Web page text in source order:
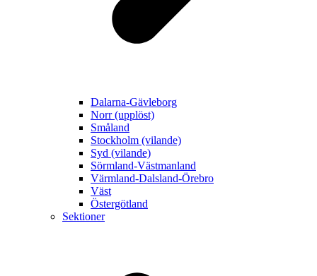
Dalarna-Gävleborg
Norr (upplöst)
Småland
Stockholm (vilande)
Syd (vilande)
Sörmland-Västmanland
Värmland-Dalsland-Örebro
Väst
Östergötland
Sektioner